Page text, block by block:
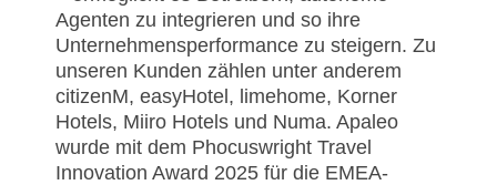
Agenten zu integrieren und so ihre
Unternehmensperformance zu steigern. Zu
unseren Kunden zählen unter anderem
citizenM, easyHotel, limehome, Korner
Hotels, Miiro Hotels und Numa. Apaleo
wurde mit dem Phocuswright Travel
Innovation Award 2025 für die EMEA-